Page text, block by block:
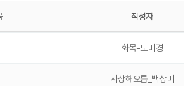
작성자
화목-도미경
사상해오름_백상미